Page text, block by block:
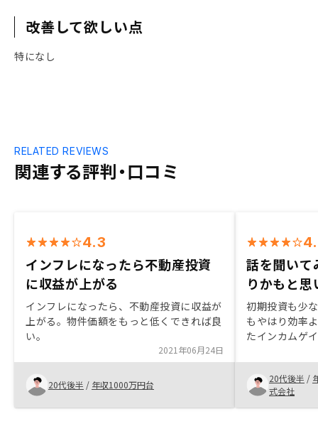
改善して欲しい点
特になし
関連する評判・口コミ
RELATED REVIEWS
4.3
インフレになったら不動産投資
に収益が上がる
インフレになったら、不動産投資に収益が
上がる。物件価額をもっと低くできれば良
い。
2021年06月24日
20代後半 / 年収1000万円台
話を聞いて
りかもと思
初期投資も少
もやはり効率
たインカムゲ
式投資と比べ
らないことも
20代後半 /
式会社